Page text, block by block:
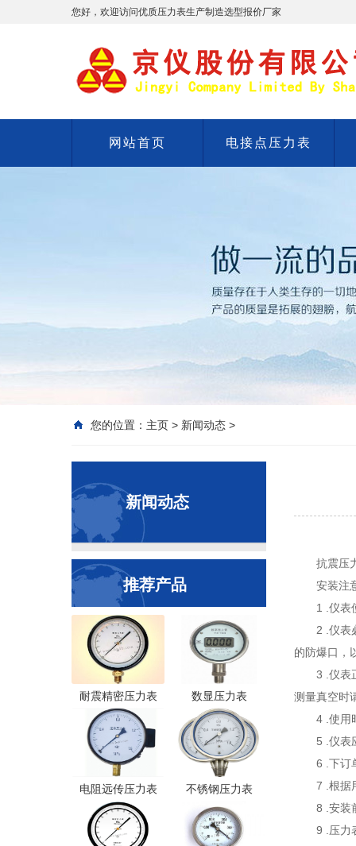
您好，欢迎访问优质压力表生产制造选型报价厂家
网站首页 电接点压力表
您的位置： 主页 > 新闻动态 >
新闻动态
推荐产品
耐震精密压力表 数显压力表
电阻远传压力表 不锈钢压力表
抗震压
安装注
1 .仪表
2 .仪表
的防爆口，
3 .仪表
测量真空时
4 .使用
5 .仪表
6 .下订
7 .根据
8 .安装
9 .压力